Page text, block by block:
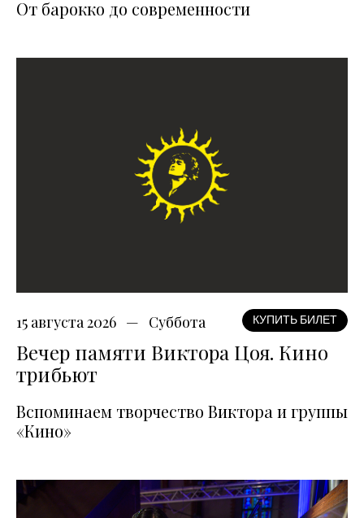
От барокко до современности
15 августа 2026 Суббота КУПИТЬ БИЛЕТ
Вечер памяти Виктора Цоя. Кино
трибьют
Вспоминаем творчество Виктора и группы
«Кино»